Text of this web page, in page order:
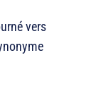
vers